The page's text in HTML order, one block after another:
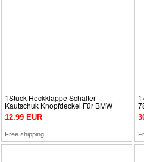
1Stück Heckklappe Schalter
Kautschuk Knopfdeckel Für BMW
MINI R56 R57 R58 R59
12.99 EUR
Free shipping